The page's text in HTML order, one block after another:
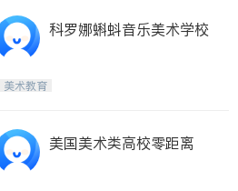
非盈利组织
& Hacienda H
Bernardino
科罗娜蝌蚪音乐美术学校
美术教育
美国美术类高校零距离